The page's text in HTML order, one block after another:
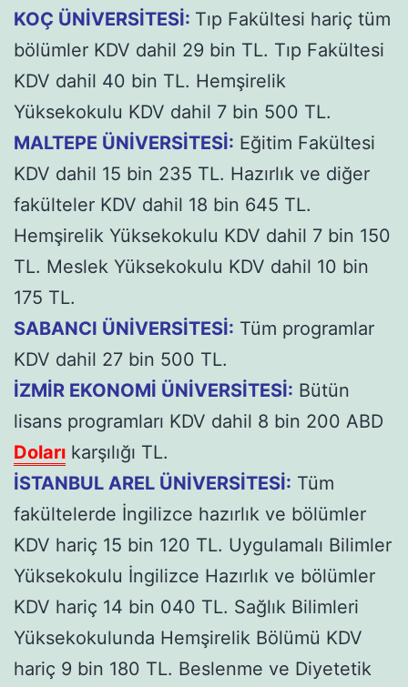
KOÇ ÜNİVERSİTESİ: Tıp Fakültesi hariç tüm
bölümler KDV dahil 29 bin TL. Tıp Fakültesi
KDV dahil 40 bin TL. Hemşirelik
Yüksekokulu KDV dahil 7 bin 500 TL.
MALTEPE ÜNİVERSİTESİ: Eğitim Fakültesi
KDV dahil 15 bin 235 TL. Hazırlık ve diğer
fakülteler KDV dahil 18 bin 645 TL.
Hemşirelik Yüksekokulu KDV dahil 7 bin 150
TL. Meslek Yüksekokulu KDV dahil 10 bin
175 TL.
SABANCI ÜNİVERSİTESİ: Tüm programlar
KDV dahil 27 bin 500 TL.
İZMİR EKONOMİ ÜNİVERSİTESİ: Bütün
lisans programları KDV dahil 8 bin 200 ABD
Doları karşılığı TL.
İSTANBUL AREL ÜNİVERSİTESİ: Tüm
fakültelerde İngilizce hazırlık ve bölümler
KDV hariç 15 bin 120 TL. Uygulamalı Bilimler
Yüksekokulu İngilizce Hazırlık ve bölümler
KDV hariç 14 bin 040 TL. Sağlık Bilimleri
Yüksekokulunda Hemşirelik Bölümü KDV
hariç 9 bin 180 TL. Beslenme ve Diyetetik